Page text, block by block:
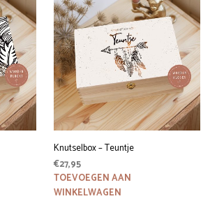
Knutselbox – Teuntje
€27,95
TOEVOEGEN AAN
WINKELWAGEN